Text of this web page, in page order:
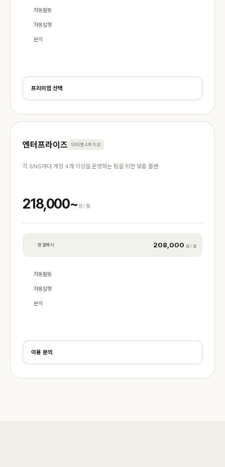
자동활동
자동발행
분석
프리미엄 선택
엔터프라이즈 SNS별 4개 이상
각 SNS마다 계정 4개 이상을 운영하는 팀을 위한 맞춤 플랜
218,000~원 / 월
연 결제 시 208,000 원 / 월
자동활동
자동발행
분석
이용 문의